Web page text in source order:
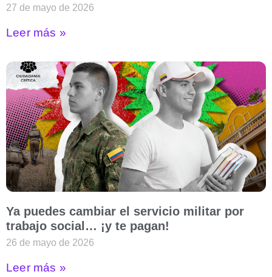
27 de mayo de 2026
Leer más »
Ya puedes cambiar el servicio militar por
trabajo social… ¡y te pagan!
26 de mayo de 2026
Leer más »